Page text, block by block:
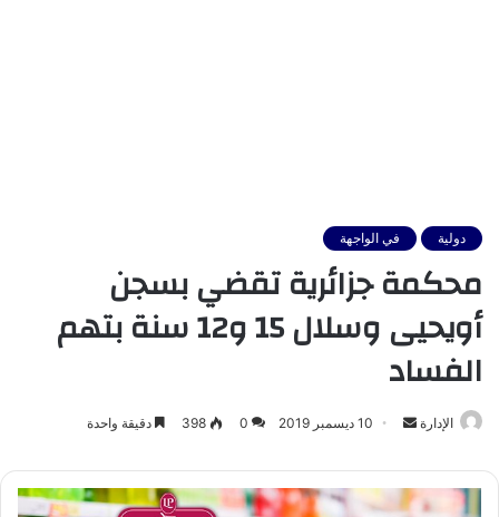
دولية في الواجهة
محكمة جزائرية تقضي بسجن
أويحيى وسلال 15 و12 سنة بتهم
الفساد
الإدارة
أرسل
إلكترونيا
10 ديسمبر 2019 0
398 دقيقة واحدة